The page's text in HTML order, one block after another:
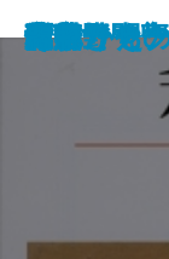
猟銃・闘牛
ヴェルレ
草枕
斜陽
高村光太
歌行燈・
土
真実一路
老妓抄
坊っちゃ
和解
ヰタ・セ
出家とそ
にごりえ
武蔵野
白痴
青年
雁
それから
門